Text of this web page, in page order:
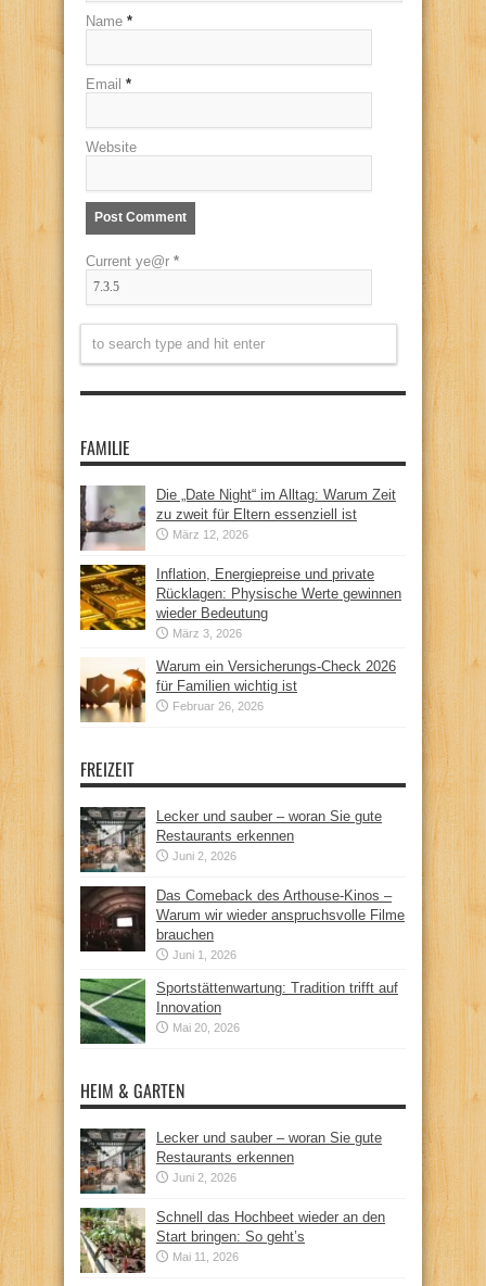
Name *
Email *
Website
Current ye@r *
FAMILIE
Die „Date Night“ im Alltag: Warum Zeit
zu zweit für Eltern essenziell ist
März 12, 2026
Inflation, Energiepreise und private
Rücklagen: Physische Werte gewinnen
wieder Bedeutung
März 3, 2026
Warum ein Versicherungs-Check 2026
für Familien wichtig ist
Februar 26, 2026
FREIZEIT
Lecker und sauber – woran Sie gute
Restaurants erkennen
Juni 2, 2026
Das Comeback des Arthouse-Kinos –
Warum wir wieder anspruchsvolle Filme
brauchen
Juni 1, 2026
Sportstättenwartung: Tradition trifft auf
Innovation
Mai 20, 2026
HEIM & GARTEN
Lecker und sauber – woran Sie gute
Restaurants erkennen
Juni 2, 2026
Schnell das Hochbeet wieder an den
Start bringen: So geht’s
Mai 11, 2026